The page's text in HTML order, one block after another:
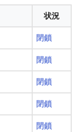
状況
閉鎖
閉鎖
閉鎖
閉鎖
閉鎖